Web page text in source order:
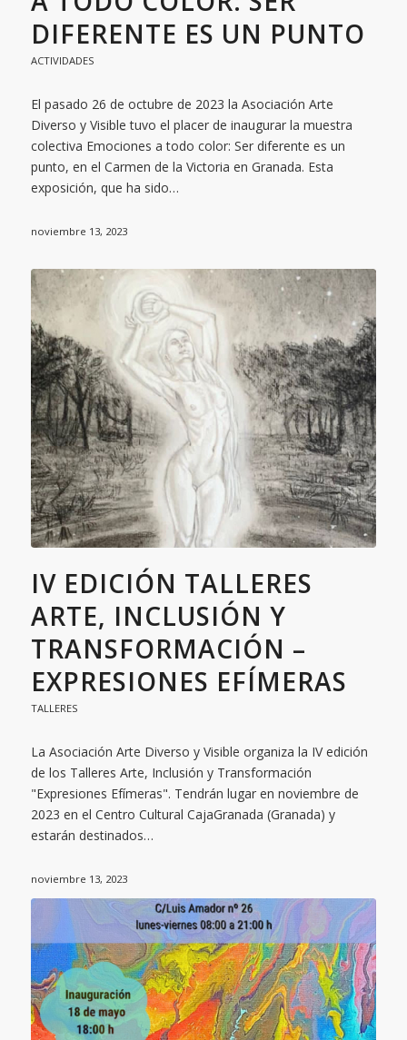
DIFERENTE ES UN PUNTO
ACTIVIDADES
El pasado 26 de octubre de 2023 la Asociación Arte
Diverso y Visible tuvo el placer de inaugurar la muestra
colectiva Emociones a todo color: Ser diferente es un
punto, en el Carmen de la Victoria en Granada. Esta
exposición, que ha sido…
noviembre 13, 2023
IV EDICIÓN TALLERES
ARTE, INCLUSIÓN Y
TRANSFORMACIÓN –
EXPRESIONES EFÍMERAS
TALLERES
La Asociación Arte Diverso y Visible organiza la IV edición
de los Talleres Arte, Inclusión y Transformación
"Expresiones Efímeras". Tendrán lugar en noviembre de
2023 en el Centro Cultural CajaGranada (Granada) y
estarán destinados…
noviembre 13, 2023